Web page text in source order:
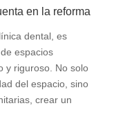
en la reforma
dental, es
espacios
y riguroso. No solo
del espacio, sino
crear un